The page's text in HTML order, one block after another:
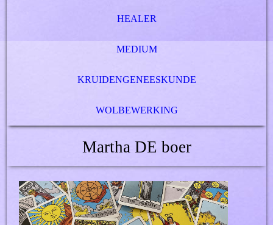
HEALER
MEDIUM
KRUIDENGENEESKUNDE
WOLBEWERKING
Martha DE boer